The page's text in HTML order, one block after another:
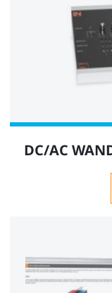
DC/AC